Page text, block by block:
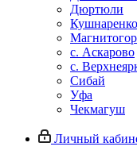
Дюртюли
с. Аскарово
с.
Сибай
Уфа
Чекмагуш
Личный